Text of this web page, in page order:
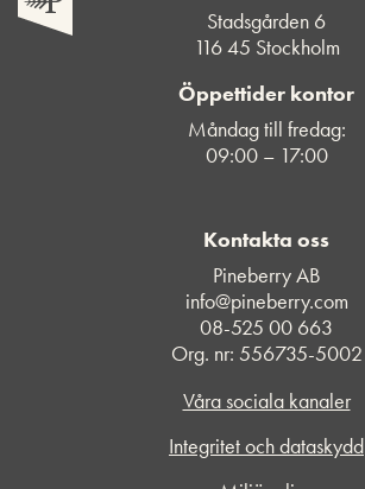
Stadsgården 6
116 45 Stockholm
Öppettider kontor
Måndag till fredag:
09:00 – 17:00
Kontakta oss
Pineberry AB
info@pineberry.com
08-525 00 663
Org. nr: 556735-5002
Våra sociala kanaler
Integritet och dataskydd